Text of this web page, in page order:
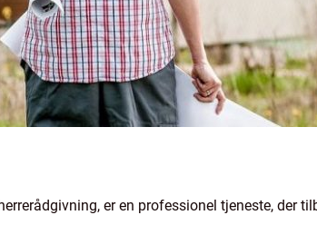
er en professionel tjeneste, der